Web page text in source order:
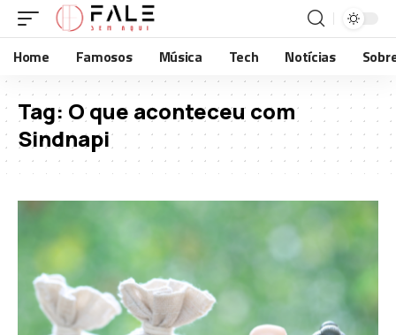
Home Famosos Música Tech Notícias
Tag: O que aconteceu com
Sindnapi